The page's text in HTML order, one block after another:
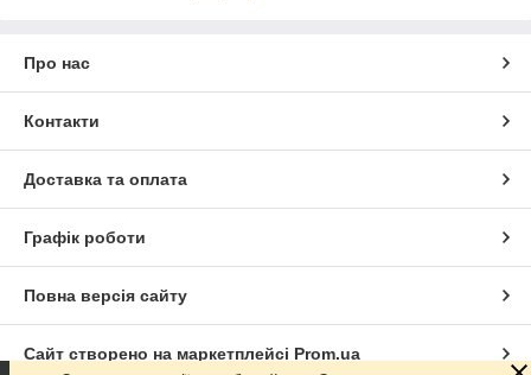
Про нас
Контакти
Доставка та оплата
Графік роботи
Повна версія сайту
Сайт створено на маркетплейсі Prom.ua